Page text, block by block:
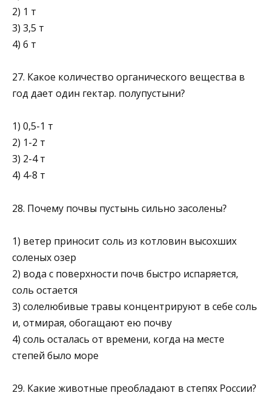
2) 1 т
3) 3,5 т
4) 6 т
27. Какое количество органического вещества в
год дает один гектар. полупустыни?
1) 0,5-1 т
2) 1-2 т
3) 2-4 т
4) 4-8 т
28. Почему почвы пустынь сильно засолены?
1) ветер приносит соль из котловин высохших
соленых озер
2) вода с поверхности почв быстро испаряется,
соль остается
3) солелюбивые травы концентрируют в себе соль
и, отмирая, обогащают ею почву
4) соль осталась от времени, когда на месте
степей было море
29. Какие животные преобладают в степях России?